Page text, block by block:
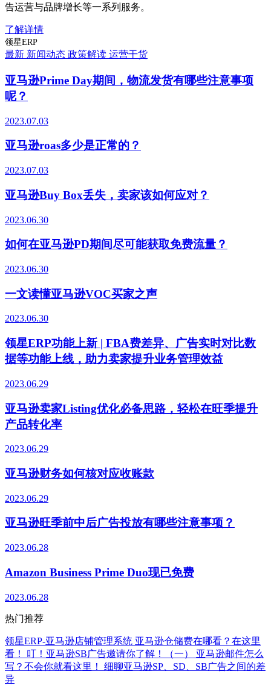
告运营与品牌增长等一系列服务。
了解详情
领星ERP
最新 新闻动态 政策解读 运营干货
亚马逊Prime Day期间，物流发货有哪些注意事项
呢？
2023.07.03
亚马逊roas多少是正常的？
2023.07.03
亚马逊Buy Box丢失，卖家该如何应对？
2023.06.30
如何在亚马逊PD期间尽可能获取免费流量？
2023.06.30
一文读懂亚马逊VOC买家之声
2023.06.30
领星ERP功能上新 | FBA费差异、广告实时对比数
据等功能上线，助力卖家提升业务管理效益
2023.06.29
亚马逊卖家Listing优化必备思路，轻松在旺季提升
产品转化率
2023.06.29
亚马逊财务如何核对应收账款
2023.06.29
亚马逊旺季前中后广告投放有哪些注意事项？
2023.06.28
Amazon Business Prime Duo现已免费
2023.06.28
热门推荐
领星ERP-亚马逊店铺管理系统 亚马逊仓储费在哪看？在这里
看！
叮！亚马逊SB广告邀请你了解！（一）
亚马逊邮件怎么
写？不会你就看这里！
细聊亚马逊SP、SD、SB广告之间的差
异